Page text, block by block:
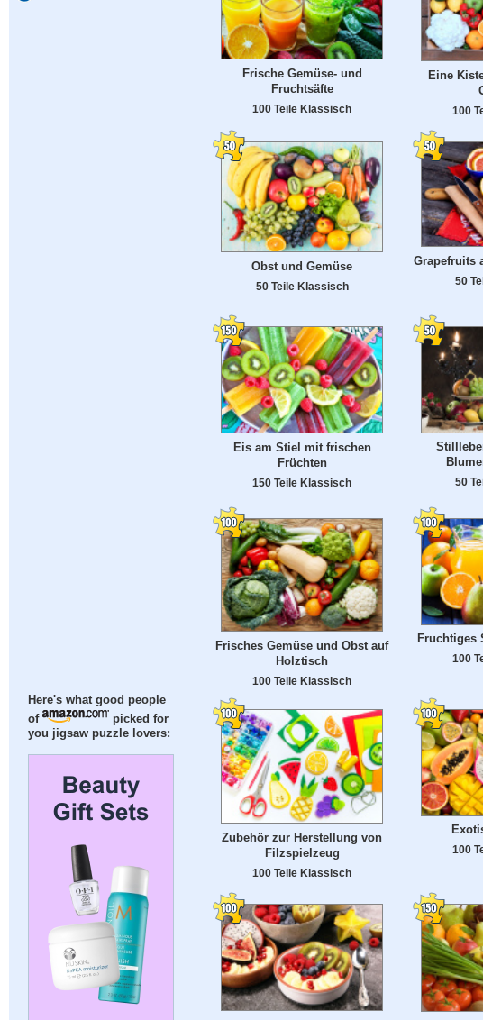
Here's what good people
of
picked for
you jigsaw puzzle lovers:
Frische Gemüse- und
Fruchtsäfte
100 Teile Klassisch
Eine
100
Obst und Gemüse
50 Teile Klassisch
Grapefruits
50
Eis am Stiel mit frischen
Früchten
150 Teile Klassisch 50
Frisches Gemüse und Obst auf
Holztisch
100 Teile Klassisch
Fruchtiges
100
Zubehör zur Herstellung von
Filzspielzeug
100 Teile Klassisch
100